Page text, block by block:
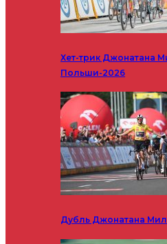
Хет-трик Джонатана
Польши-2026
Дубль Джонатана